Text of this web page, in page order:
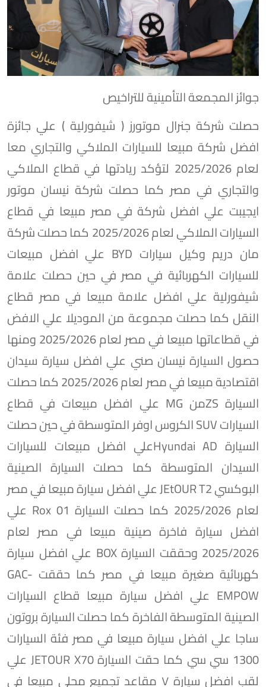
جوائز المجمعة التأمينية للتراخيص
حصلت شركة جنرال موتورز ( شيفورلية ) علي جائزة
افضل شركة مبيعا للسيارات الملاكي والتجاري معا
لعام 2025/2026 لتؤكد ريادتها في قطاع الملاكي
والتجاري في مصر كما حصلت شركة نيسان موتور
ايجيبت علي افضل شركة في مصر مبيعا في قطاع
السيارات الملاكي لعام 2025/2026 كما حصلت شركة
مان دريم وكيل سيارات BYD علي افضل مبيعات
للسيارات الكهربائية في مصر في حين حصلت علامة
شيفورلية علي افضل علامة مبيعا في مصر قطاع
النقل كما حصلت مجموعة من الموديلا علي الافض
في قطاعاتها مبيعا في مصر لعام 2025/2026 ومنها
حصول السيارة نيسان صني علي افضل سيارة سيدان
اقتصادية مبيعا في مصر لعام 2025/2026 كما حصلت
السيارة ZSمن MG علي افضل مبيعات في قطاع
السيارات SUV الكروس اوفر المتوسطة في حين حصلت
السيارة Hyundai ADعلي افضل مبيعات للسيارات
السيدان المتوسطة كما حصلت السيارة الصينية
البوكسي JEtOUR T2 علي افضل سيارة مبيعا في مصر
لعام 2025/2026 كما حصلت السيارة Rox 01 علي
افضل سيارة فاخرة صينية مبيعا في مصر لعام
2025/2026 وحققت السيارة BOX علي افضل سيارة
كهربائية صغيرة مبيعا في مصر كما حققت GAC-
EMPOW علي افضل سيارة مبيعا قطاع السيارات
الصينية المتوسطة الفاخرة كما حصلت السيارة بروتون
ساجا علي افضل سيارة مبيعا في مصر فئة السيارات
1300 سي سي كما حقت السيارة JETOUR X70 علي
لقب افضل سيارة ٧ مقاعد تجميع محلي مبيعا في